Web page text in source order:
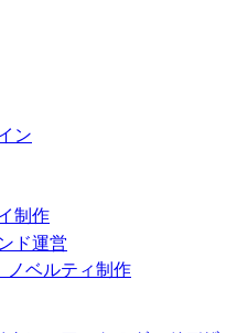
ン
制作
ド運営
ノベルティ制作